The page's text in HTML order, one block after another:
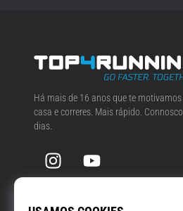
Top4Running.pt
Há mais de 16 anos que te
casa e correres. Mais rápido.
dias.
InstagramYouTube